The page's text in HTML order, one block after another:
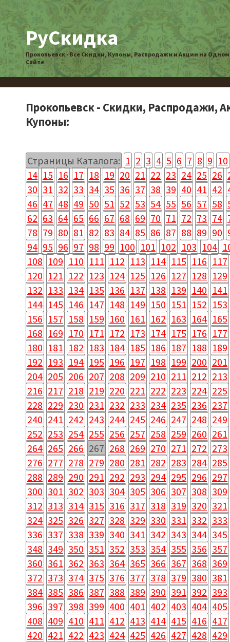
РуСкидка
Прокопьевск - Все Скидки, Купоны, Распродажи и Акции на Одном
Сайте
Прокопьевск - Скидки, Распродажи,
Купоны:
Страницы Каталога: 1 2 3 4 5 6 7 8 9 10
14 15 16 17 18 19 20 21 22 23 24 25 26
30 31 32 33 34 35 36 37 38 39 40 41 42
46 47 48 49 50 51 52 53 54 55 56 57 58
62 63 64 65 66 67 68 69 70 71 72 73 74
78 79 80 81 82 83 84 85 86 87 88 89 90
94 95 96 97 98 99 100 101 102 103 104
108 109 110 111 112 113 114 115 116 117
120 121 122 123 124 125 126 127 128 129
132 133 134 135 136 137 138 139 140 141
144 145 146 147 148 149 150 151 152 153
156 157 158 159 160 161 162 163 164 165
168 169 170 171 172 173 174 175 176 177
180 181 182 183 184 185 186 187 188 189
192 193 194 195 196 197 198 199 200 201
204 205 206 207 208 209 210 211 212 213
216 217 218 219 220 221 222 223 224 225
228 229 230 231 232 233 234 235 236 237
240 241 242 243 244 245 246 247 248 249
252 253 254 255 256 257 258 259 260 261
264 265 266 267 268 269 270 271 272 273
276 277 278 279 280 281 282 283 284 285
288 289 290 291 292 293 294 295 296 297
300 301 302 303 304 305 306 307 308 309
312 313 314 315 316 317 318 319 320 321
324 325 326 327 328 329 330 331 332 333
336 337 338 339 340 341 342 343 344 345
348 349 350 351 352 353 354 355 356 357
360 361 362 363 364 365 366 367 368 369
372 373 374 375 376 377 378 379 380 381
384 385 386 387 388 389 390 391 392 393
396 397 398 399 400 401 402 403 404 405
408 409 410 411 412 413 414 415 416 417
420 421 422 423 424 425 426 427 428 429